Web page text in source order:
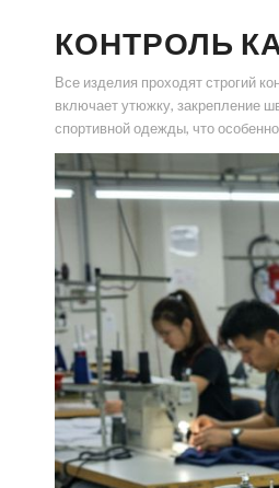
КОНТРОЛЬ
Все изделия проходят строгий
включает утюжку, закрепление
спортивной одежды, что